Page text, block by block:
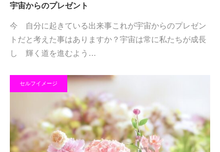
宇宙からのプレゼント
今 自分に起きている出来事これが宇宙からのプレゼン
トだと考えた事はありますか？宇宙は常に私たちが成長
し 輝く道を進むよう…
セルフイメージ